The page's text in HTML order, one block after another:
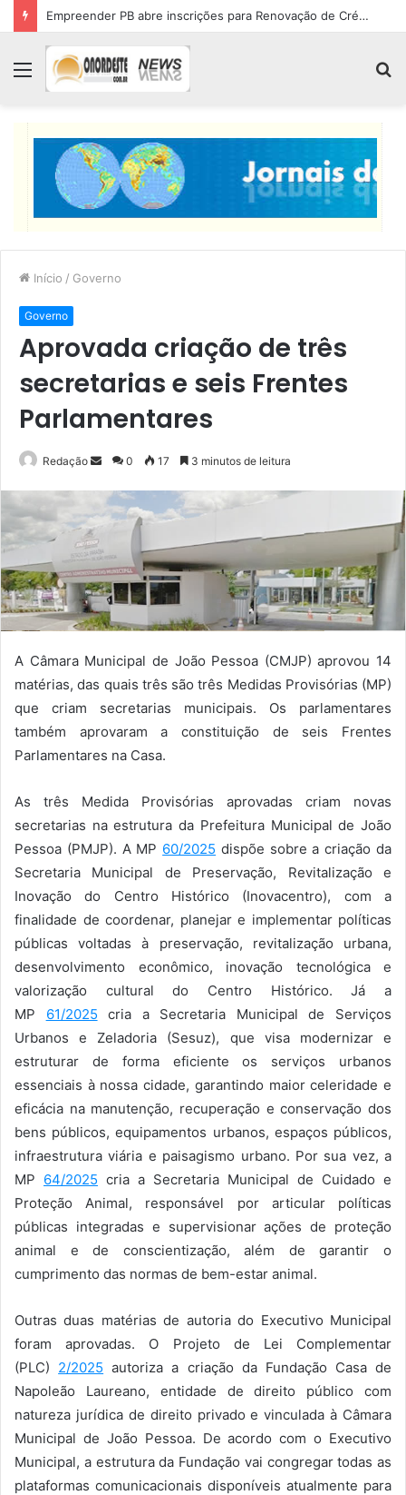
Empreender PB abre inscrições para Renovação de Crédito
Menu
Início / Governo
Governo
Aprovada criação de três
secretarias e seis Frentes
Parlamentares
Redação
Mande
e-
mail
0 17 3 minutos de leitura
A Câmara Municipal de João Pessoa (CMJP) aprovou 14
matérias, das quais três são três Medidas Provisórias (MP)
que criam secretarias municipais. Os parlamentares
também aprovaram a constituição de seis Frentes
Parlamentares na Casa.
As três Medida Provisórias aprovadas criam novas
secretarias na estrutura da Prefeitura Municipal de João
Pessoa (PMJP). A MP 60/2025 dispõe sobre a criação da
Secretaria Municipal de Preservação, Revitalização e
Inovação do Centro Histórico (Inovacentro), com a
finalidade de coordenar, planejar e implementar políticas
públicas voltadas à preservação, revitalização urbana,
desenvolvimento econômico, inovação tecnológica e
valorização cultural do Centro Histórico. Já a
MP 61/2025 cria a Secretaria Municipal de Serviços
Urbanos e Zeladoria (Sesuz), que visa modernizar e
estruturar de forma eficiente os serviços urbanos
essenciais à nossa cidade, garantindo maior celeridade e
eficácia na manutenção, recuperação e conservação dos
bens públicos, equipamentos urbanos, espaços públicos,
infraestrutura viária e paisagismo urbano. Por sua vez, a
MP 64/2025 cria a Secretaria Municipal de Cuidado e
Proteção Animal, responsável por articular políticas
públicas integradas e supervisionar ações de proteção
animal e de conscientização, além de garantir o
cumprimento das normas de bem-estar animal.
Outras duas matérias de autoria do Executivo Municipal
foram aprovadas. O Projeto de Lei Complementar
(PLC) 2/2025 autoriza a criação da Fundação Casa de
Napoleão Laureano, entidade de direito público com
natureza jurídica de direito privado e vinculada à Câmara
Municipal de João Pessoa. De acordo com o Executivo
Municipal, a estrutura da Fundação vai congregar todas as
plataformas comunicacionais disponíveis atualmente para